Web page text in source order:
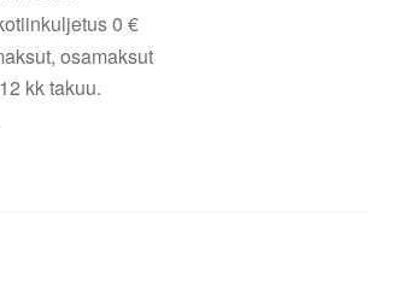
0 €
osamaksut
kk takuu.